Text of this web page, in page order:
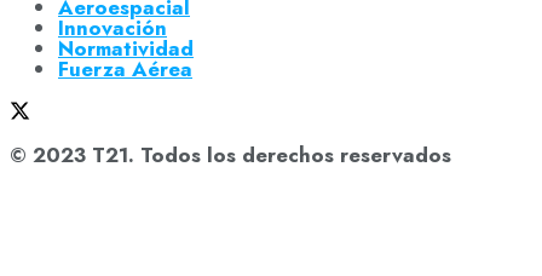
Aeroespacial
Innovación
Normatividad
Fuerza Aérea
© 2023 T21. Todos los derechos reservados